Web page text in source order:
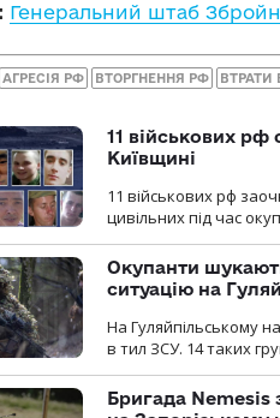
Генеральний штаб
АГРЕСІЯ РФ ВТОРГНЕННЯ РФ ВТРАТИ
11 військових рф
Київщині
11 військових рф
цивільних під час
Окупанти
ситуацію на
На Гуляйпільському
в тил ЗСУ. 14 таких
Бригада Nemesis